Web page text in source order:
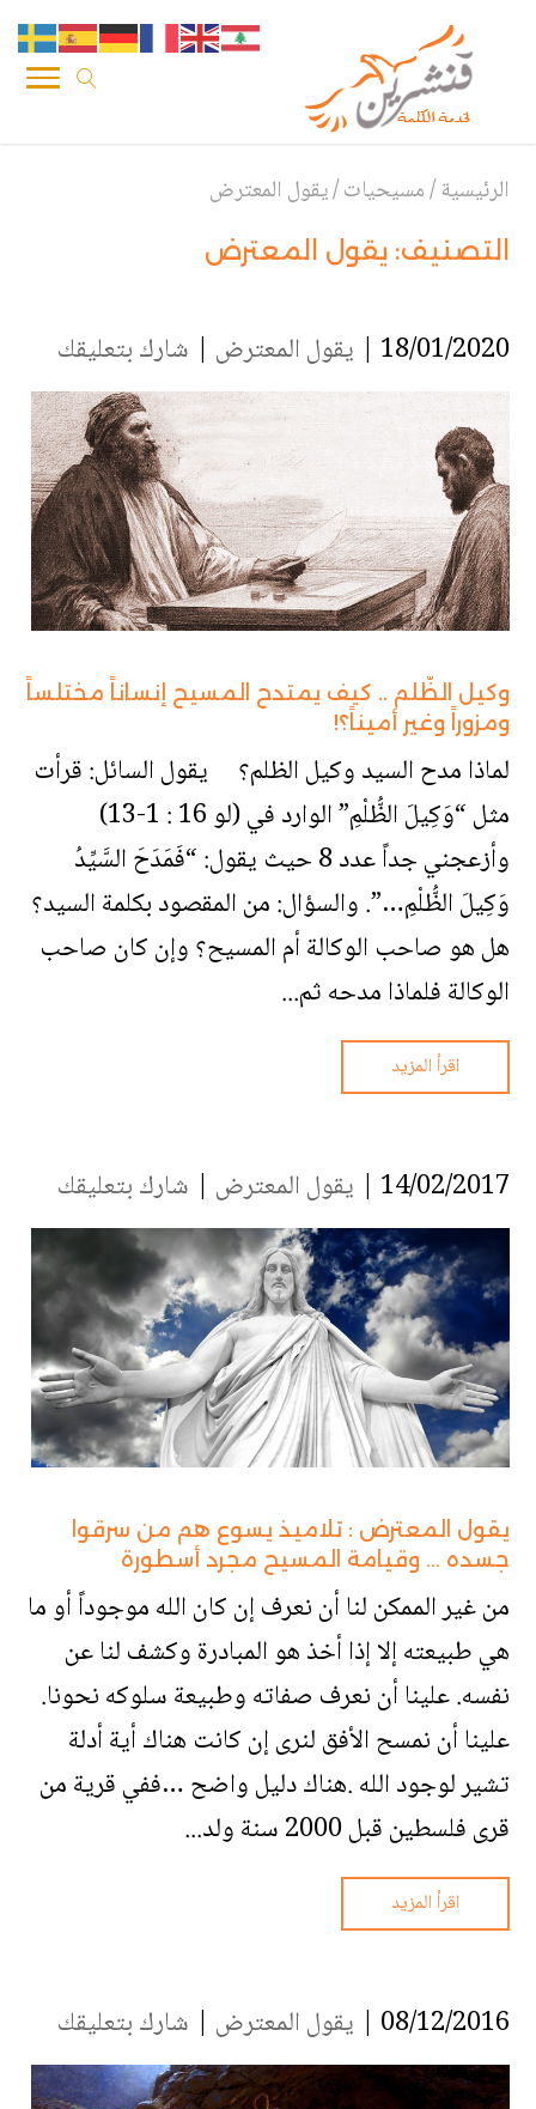
الرئيسية/مسيحيات/يقول المعترض
التصنيف: يقول المعترض
18/01/2020 | يقول المعترض | شارك بتعليقك
وكيل الظّلم .. كيف يمتدح المسيح إنساناً مختلساً
ومزوراً وغير أميناً؟!
لماذا مدح السيد وكيل الظلم؟ يقول السائل: قرأت
مثل “وَكِيلَ الظُّلْمِ” الوارد في (لو 16 : 1-13)
وأزعجني جداً عدد 8 حيث يقول: “فَمَدَحَ السَّيِّدُ
وَكِيلَ الظُّلْمِ…”. والسؤال: من المقصود بكلمة السيد؟
هل هو صاحب الوكالة أم المسيح؟ وإن كان صاحب
الوكالة فلماذا مدحه ثم...
اقرأ المزيد
14/02/2017 | يقول المعترض | شارك بتعليقك
يقول المعترض : تلاميذ يسوع هم من سرقوا
جسده … وقيامة المسيح مجرد أسطورة
من غير الممكن لنا أن نعرف إن كان الله موجوداً أو ما
هي طبيعته إلا إذا أخذ هو المبادرة وكشف لنا عن
نفسه. علينا أن نعرف صفاته وطبيعة سلوكه نحونا.
علينا أن نمسح الأفق لنرى إن كانت هناك أية أدلة
تشير لوجود الله .هناك دليل واضح …ففي قرية من
قرى فلسطين قبل 2000 سنة ولد...
اقرأ المزيد
08/12/2016 | يقول المعترض | شارك بتعليقك